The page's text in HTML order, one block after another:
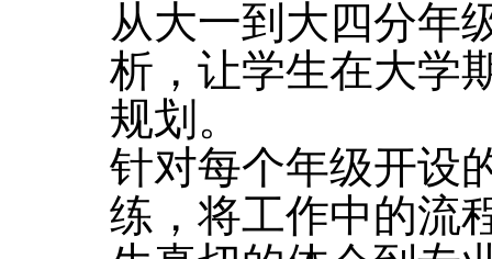
从大一到大四分年
析，让学生在大学
规划。
针对每个年级开设
练，将工作中的流